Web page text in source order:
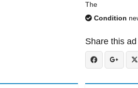
The
Condition
Share this ad